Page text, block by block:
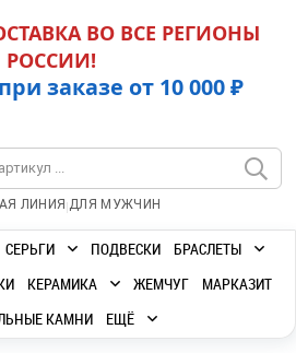
ВО ВСЕ РЕГИОНЫ
РОССИИ!
заказе от 10 000 ₽
ЛИНИЯ |ДЛЯ МУЖЧИН
СЕРЬГИ ПОДВЕСКИ
БРАСЛЕТЫ
КЕРАМИКА ЖЕМЧУГ
МАРКАЗИТ
КАМНИ
ЕЩЁ